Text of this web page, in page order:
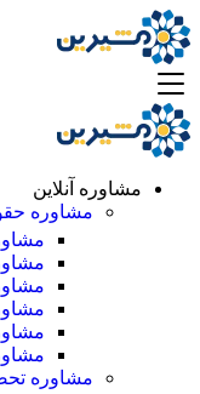
مشاوره آنلاین
مشاوره
مشاوره